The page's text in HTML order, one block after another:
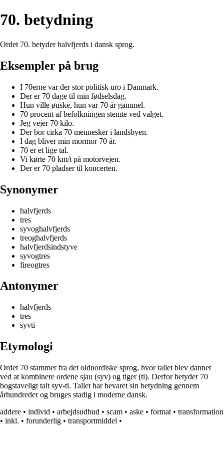
70. betydning
Ordet 70. betyder halvfjerds i dansk sprog.
Eksempler på brug
I 70erne var der stor politisk uro i Danmark.
Der er 70 dage til min fødselsdag.
Hun ville ønske, hun var 70 år gammel.
70 procent af befolkningen stemte ved valget.
Jeg vejer 70 kilo.
Der bor cirka 70 mennesker i landsbyen.
I dag bliver min mormor 70 år.
70 er et lige tal.
Vi kørte 70 km/t på motorvejen.
Der er 70 pladser til koncerten.
Synonymer
halvfjerds
tres
syvoghalvfjerds
treoghalvfjerds
halvfjerdsindstyve
syvogtres
fireogtres
Antonymer
halvfjerds
tres
syvti
Etymologi
Ordet 70 stammer fra det oldnordiske sprog, hvor tallet blev dannet
ved at kombinere ordene sjau (syv) og tiger (ti). Derfor betyder 70
bogstaveligt talt syv-ti. Tallet har bevaret sin betydning gennem
århundreder og bruges stadig i moderne dansk.
addere • individ • arbejdsudbud • scam • aske • format • transformation
• inkl. • forunderlig • transportmiddel •